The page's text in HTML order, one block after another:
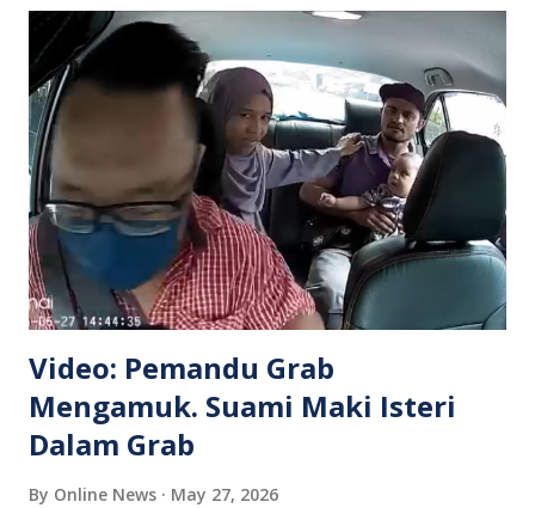
Video: Pemandu Grab
Mengamuk. Suami Maki Isteri
Dalam Grab
By Online News May 27, 2026